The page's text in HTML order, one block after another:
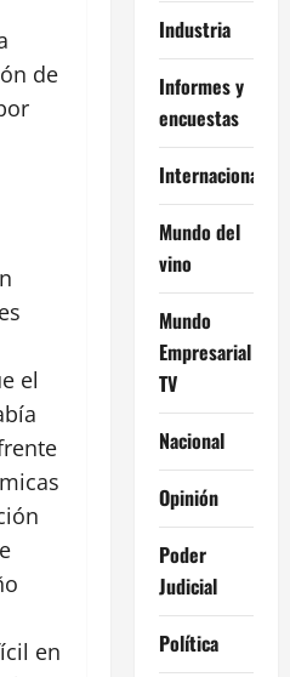
de
el
en
Industria
Informes y
encuestas
Internacional
Mundo del
vino
Mundo
Empresarial
TV
Nacional
Opinión
Poder
Judicial
Política